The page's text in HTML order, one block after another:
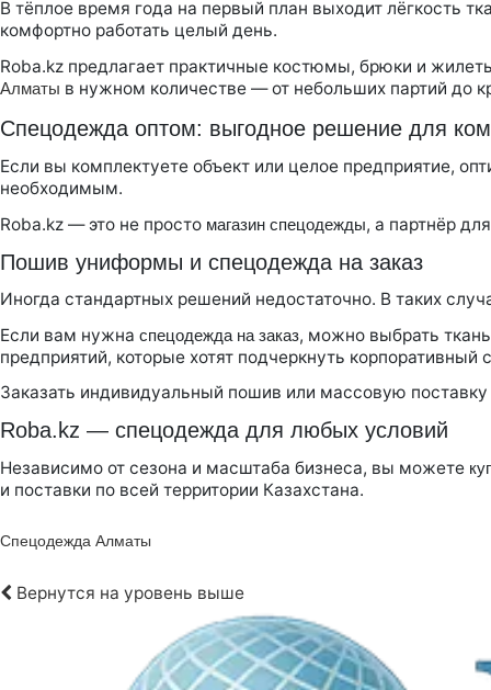
В тёплое время года на первый план выходит лёгкость
комфортно работать целый день.
Roba.kz предлагает практичные костюмы, брюки и
Алматы в нужном количестве — от небольших партий до
Спецодежда оптом: выгодное решение для
Если вы комплектуете объект или целое предприятие,
необходимым.
Roba.kz — это не просто магазин спецодежды, а партнёр
Пошив униформы и спецодежда на заказ
Иногда стандартных решений недостаточно. В таких
Если вам нужна спецодежда на заказ, можно выбрать
предприятий, которые хотят подчеркнуть корпоративный
Заказать индивидуальный пошив или массовую
Roba.kz — спецодежда для любых условий
Независимо от сезона и масштаба бизнеса, вы можете
и поставки по всей территории Казахстана.
Спецодежда Алматы
Вернутся на уровень выше